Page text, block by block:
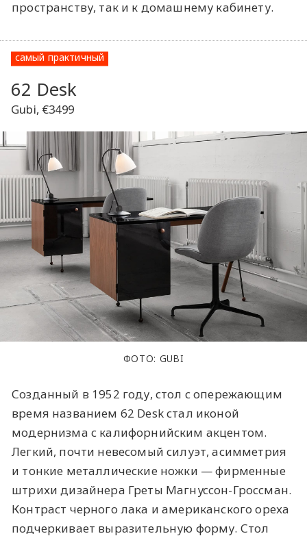
пространству, так и к домашнему кабинету.
самый практичный
62 Desk
Gubi, €3499
ФОТО: GUBI
Созданный в 1952 году, стол с опережающим
время названием 62 Desk стал иконой
модернизма с калифорнийским акцентом.
Легкий, почти невесомый силуэт, асимметрия
и тонкие металлические ножки — фирменные
штрихи дизайнера Греты Магнуссон-Гроссман.
Контраст черного лака и американского ореха
подчеркивает выразительную форму. Стол